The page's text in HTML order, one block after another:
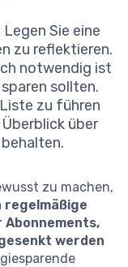
Legen Sie eine
zu reflektieren.
notwendig ist
sollten.
zu führen
über
zu machen,
regelmäßige
Abonnements,
werden